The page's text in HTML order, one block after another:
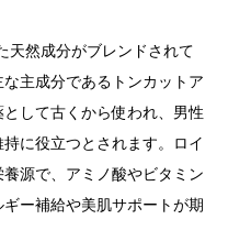
天然成分がブレンドされて
主成分であるトンカットア
して古くから使われ、男性
に役立つとされます。ロイ
源で、アミノ酸やビタミン
ー補給や美肌サポートが期